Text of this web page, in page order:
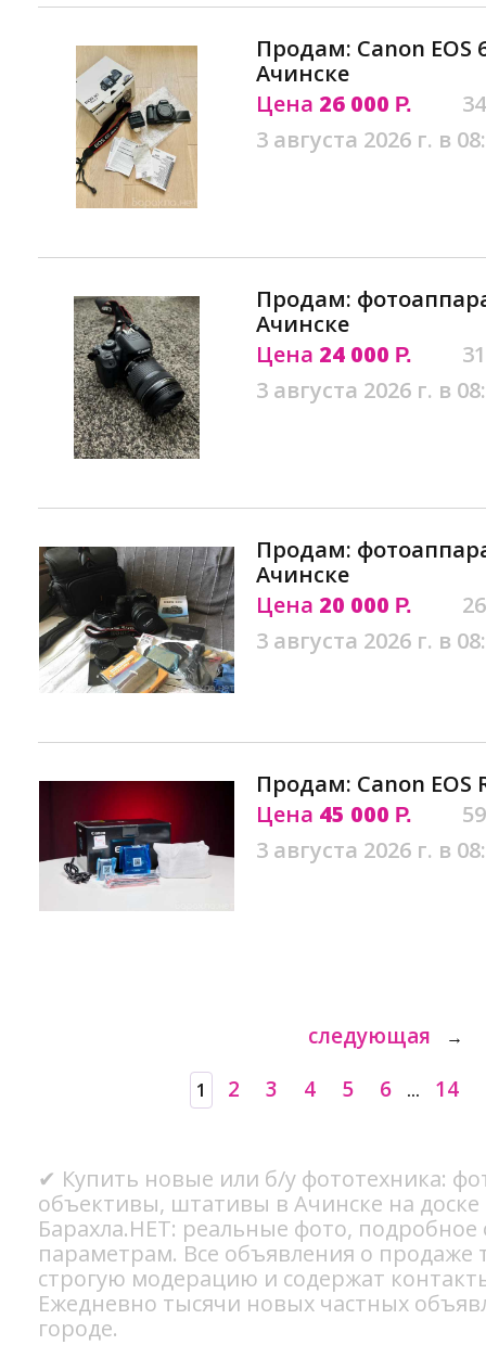
Продам: Canon EOS
Ачинске
Цена 26 000 Р.
3 августа 2026 г. в
Продам:
Ачинске
Цена 24 000 Р.
3 августа 2026 г. в
Продам:
Ачинске
Цена 20 000 Р.
3 августа 2026 г. в
Продам: Canon EOS
Цена 45 000 Р.
3 августа 2026 г. в
следующая →
1 2 3 4 5 6 ... 14
✔ Купить новые или б/у фототехника:
объективы, штативы в Ачинске на
Барахла.НЕТ: реальные фото,
параметрам. Все объявления о продаже
строгую модерацию и содержат
Ежедневно тысячи новых частных
городе.